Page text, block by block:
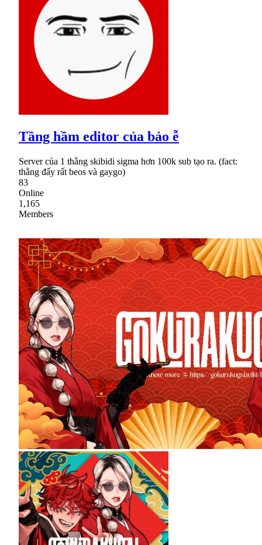
Tầng hầm editor của bảo ễ
Server của 1 thằng skibidi sigma hơn 100k sub tạo ra. (fact:
thằng đấy rất beos và gaygo)
83
Online
1,165
Members